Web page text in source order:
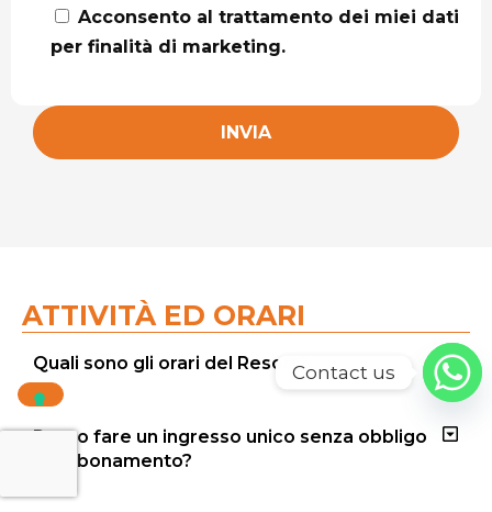
Acconsento al trattamento dei miei dati
per finalità di marketing.
ATTIVITÀ ED ORARI
Quali sono gli orari del Resort?
Posso fare un ingresso unico senza obbligo
di abbonamento?
Contact us